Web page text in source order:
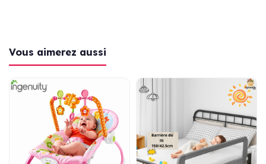
Vous aimerez aussi